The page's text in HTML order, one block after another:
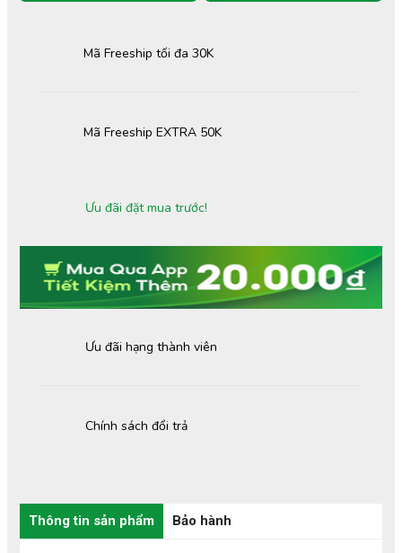
Mã Freeship EXTRA 50K
Mã Freeship tối đa 30K
Ưu đãi đặt mua trước!
Chính sách đổi trả
Ưu đãi hạng thành viên
Thông tin sản phẩm Bảo hành